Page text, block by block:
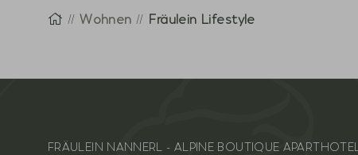
Startseite
Wohnen Fräulein Lifestyle
FRÄULEIN NANNERL - ALPINE BOUTIQUE APARTHOTEL